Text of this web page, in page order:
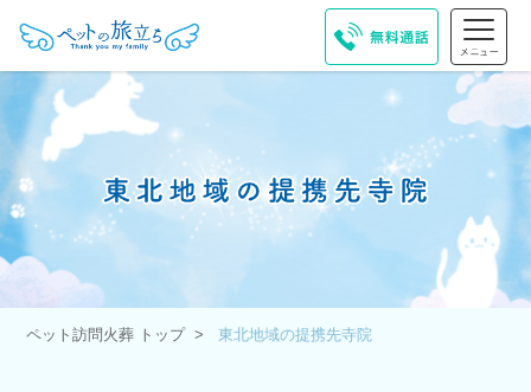
ペット訪問火葬 トップ 東北地域の提携先寺院